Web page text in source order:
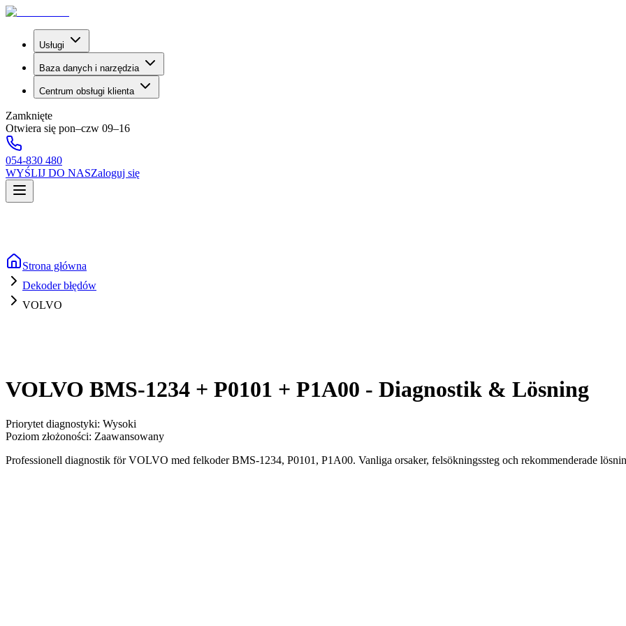
Usługi
Baza danych i narzędzia
Centrum obsługi klienta
Zamknięte
Otwiera się pon–czw 09–16
054-830 480
WYŚLIJ DO NASZaloguj się
Strona główna
Dekoder błędów
VOLVO
VOLVO BMS-1234 + P0101 + P1A00 - Diagnostik & Lösning
Priorytet diagnostyki: Wysoki
Poziom złożoności: Zaawansowany
Professionell diagnostik för VOLVO med felkoder BMS-1234, P0101, P1A00. Vanliga orsaker, felsökningssteg och rekommenderade